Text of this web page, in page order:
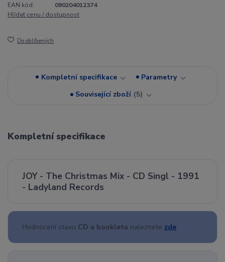
EAN kód:
090204012374
Hlídat cenu / dostupnost
Do oblíbených
Kompletní specifikace
Parametry
Související zboží 5
Kompletní specifikace
JOY - The Christmas Mix - CD Singl - 1991
- Ladyland Records
Hodnocení stavu CD a bookletu naleznete zde